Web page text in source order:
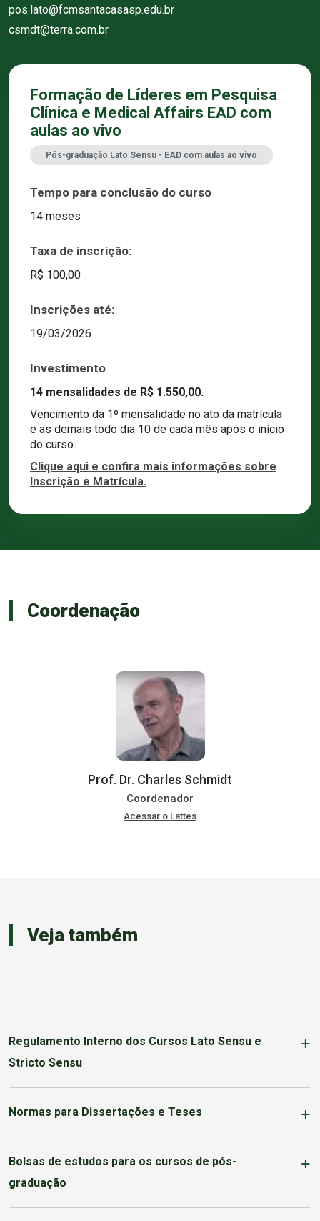
pos.lato@fcmsantacasasp.edu.br
csmdt@terra.com.br
Formação de Líderes em Pesquisa
Clínica e Medical Affairs EAD com
aulas ao vivo
Pós-graduação Lato Sensu - EAD com aulas ao vivo
Tempo para conclusão do curso
14 meses
Taxa de inscrição:
R$ 100,00
Inscrições até:
19/03/2026
Investimento
14 mensalidades de R$ 1.550,00.
Vencimento da 1º mensalidade no ato da matrícula
e as demais todo dia 10 de cada mês após o início
do curso.
Clique aqui e confira mais informações sobre
Inscrição e Matrícula.
Coordenação
Prof. Dr. Charles Schmidt
Coordenador
Acessar o Lattes
Veja também
Regulamento Interno dos Cursos Lato Sensu e
Stricto Sensu
Normas para Dissertações e Teses
Bolsas de estudos para os cursos de pós-
graduação